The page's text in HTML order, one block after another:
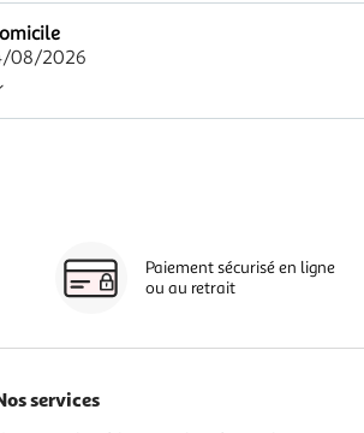
08/2026
Paiement sécurisé en ligne
ou au retrait
services